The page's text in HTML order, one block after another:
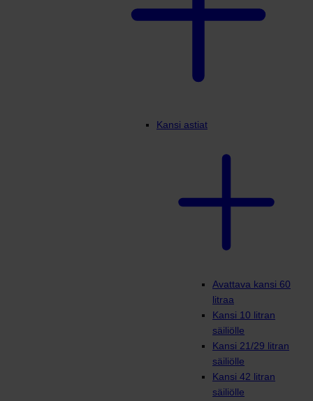
Kansi astiat
Avattava kansi 60
litraa
Kansi 10 litran
säiliölle
Kansi 21/29 litran
säiliölle
Kansi 42 litran
säiliölle